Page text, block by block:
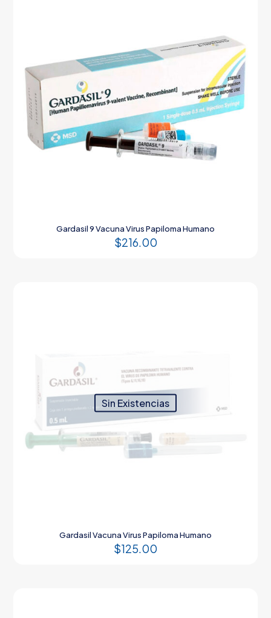
Gardasil 9 Vacuna Virus Papiloma Humano
$216.00
Sin Existencias
Gardasil Vacuna Virus Papiloma Humano
$125.00